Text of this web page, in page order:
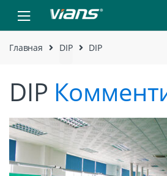
Skip to navigation
Skip to content
Главная DIP DIP
DIP